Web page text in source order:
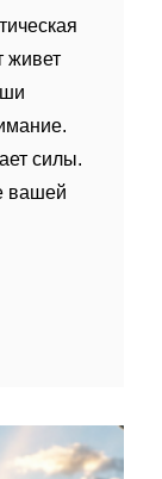
живет
силы.
вашей